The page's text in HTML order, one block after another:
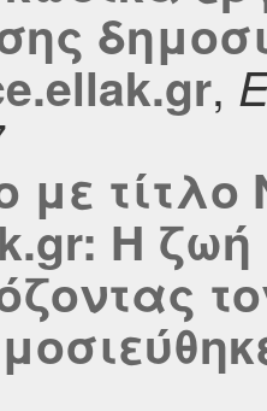
,
με
Η ζωή